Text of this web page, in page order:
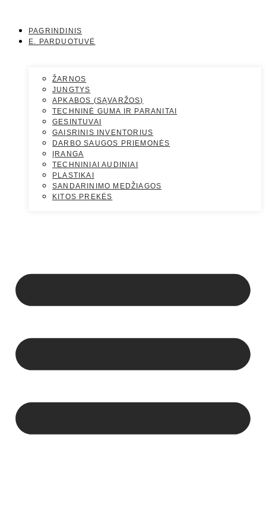
PAGRINDINIS
E. PARDUOTUVĖ
ŽARNOS
JUNGTYS
APKABOS (SĄVARŽOS)
TECHNINĖ GUMA IR PARANITAI
GESINTUVAI
GAISRINIS INVENTORIUS
DARBO SAUGOS PRIEMONĖS
ĮRANGA
TECHNINIAI AUDINIAI
PLASTIKAI
SANDARINIMO MEDŽIAGOS
KITOS PREKĖS